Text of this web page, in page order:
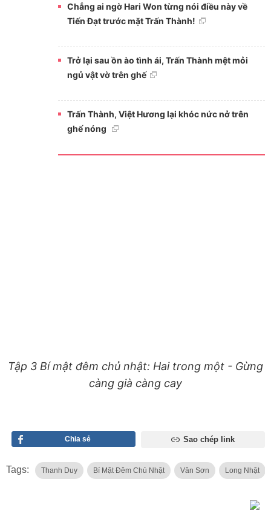
Chẳng ai ngờ Hari Won từng nói điều này về
Tiến Đạt trước mặt Trấn Thành!
Trở lại sau ồn ào tình ái, Trấn Thành mệt mỏi
ngủ vật vờ trên ghế
Trấn Thành, Việt Hương lại khóc nức nở trên
ghế nóng
Tập 3 Bí mật đêm chủ nhật: Hai trong một - Gừng
càng già càng cay
Chia sẻ Sao chép link
Tags: Thanh Duy Bí Mật Đêm Chủ Nhật Vân Sơn Long Nhật